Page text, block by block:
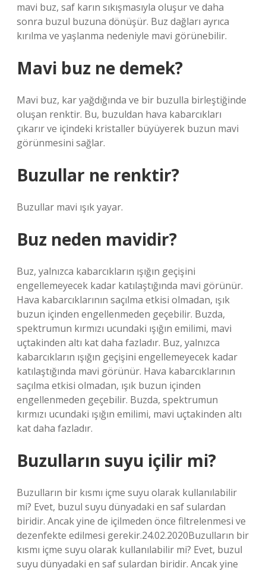
mavi buz, saf karın sıkışmasıyla oluşur ve daha
sonra buzul buzuna dönüşür. Buz dağları ayrıca
kırılma ve yaşlanma nedeniyle mavi görünebilir.
Mavi buz ne demek?
Mavi buz, kar yağdığında ve bir buzulla birleştiğinde
oluşan renktir. Bu, buzuldan hava kabarcıkları
çıkarır ve içindeki kristaller büyüyerek buzun mavi
görünmesini sağlar.
Buzullar ne renktir?
Buzullar mavi ışık yayar.
Buz neden mavidir?
Buz, yalnızca kabarcıkların ışığın geçişini
engellemeyecek kadar katılaştığında mavi görünür.
Hava kabarcıklarının saçılma etkisi olmadan, ışık
buzun içinden engellenmeden geçebilir. Buzda,
spektrumun kırmızı ucundaki ışığın emilimi, mavi
uçtakinden altı kat daha fazladır. Buz, yalnızca
kabarcıkların ışığın geçişini engellemeyecek kadar
katılaştığında mavi görünür. Hava kabarcıklarının
saçılma etkisi olmadan, ışık buzun içinden
engellenmeden geçebilir. Buzda, spektrumun
kırmızı ucundaki ışığın emilimi, mavi uçtakinden altı
kat daha fazladır.
Buzulların suyu içilir mi?
Buzulların bir kısmı içme suyu olarak kullanılabilir
mi? Evet, buzul suyu dünyadaki en saf sulardan
biridir. Ancak yine de içilmeden önce filtrelenmesi ve
dezenfekte edilmesi gerekir.24.02.2020Buzulların bir
kısmı içme suyu olarak kullanılabilir mi? Evet, buzul
suyu dünyadaki en saf sulardan biridir. Ancak yine